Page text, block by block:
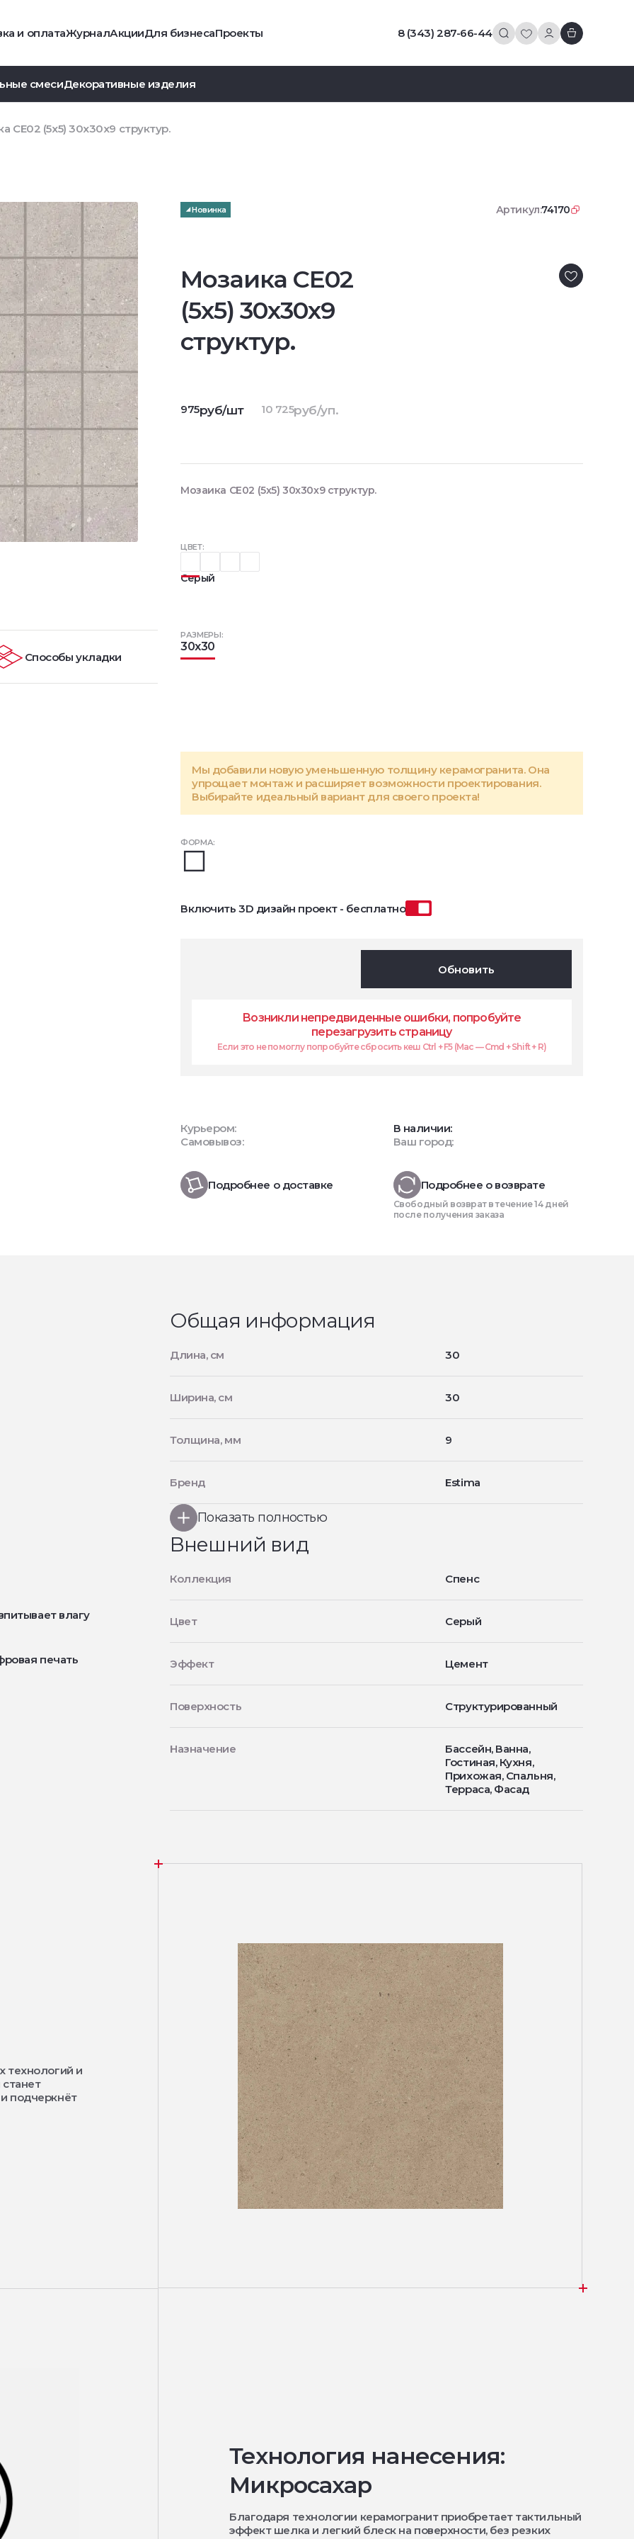
и оплатаЖурналАкцииДля бизнесаПроекты 8 (343) 287-66-44
смесиДекоративные изделия
CE02 (5x5) 30x30x9 структур.
Новинка Артикул:74170
Мозаика CE02
(5x5) 30x30x9
структур.
ЦВЕТ:
Серый
ФОРМА:
РАЗМЕРЫ:
30x30
Мы добавили новую уменьшенную толщину керамогранита. Она
упрощает монтаж и расширяет возможности проектирования.
Выбирайте идеальный вариант для своего проекта!
Включить 3D дизайн проект - бесплатно
975руб/шт 10 725руб/уп.
Обновить
Возникли непредвиденные ошибки, попробуйте
перезагрузить страницу
Если это не помоглу попробуйте сбросить кеш Ctrl + F5 (Mac — Cmd + Shift + R)
Курьером:
Самовывоз:
В наличии:
Ваш город:
Подробнее о доставке Подробнее о возврате
Свободный возврат в течение 14 дней
после получения заказа
Мозаика CE02 (5x5) 30x30x9 структур.
Способы укладки
влагу
печать
Общая информация
Длина, см 30
Ширина, см 30
Толщина, мм 9
Бренд Estima
Показать полностью
Внешний вид
Коллекция Спенс
Цвет Серый
Эффект Цемент
Поверхность Структурированный
Назначение
Бассейн, Ванна,
Гостиная, Кухня,
Прихожая, Спальня,
Терраса, Фасад
технологий и
подчеркнёт
Технология нанесения:
Микросахар
Благодаря технологии керамогранит приобретает тактильный
эффект шелка и легкий блеск на поверхности, без резких